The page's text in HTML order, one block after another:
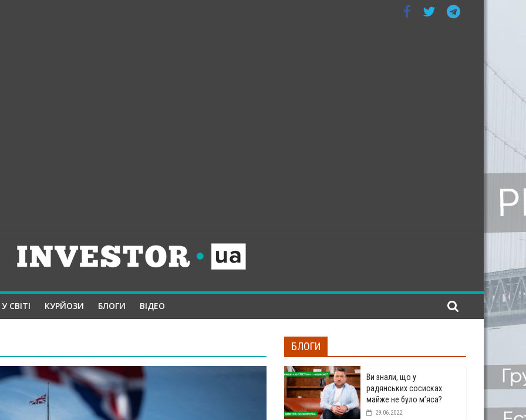
У СВІТІ КУРЙОЗИ БЛОГИ ВІДЕО
БЛОГИ
Ви знали, що у
радянських сосисках
майже не було м’яса?
29.06.2022